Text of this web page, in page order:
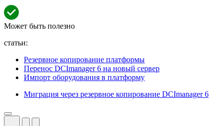
Может быть полезно
статьи:
Резервное копирование платформы
Перенос DCImanager 6 на новый сервер
Импорт оборудования в платформу
Миграция через резервное копирование DCImanager 6